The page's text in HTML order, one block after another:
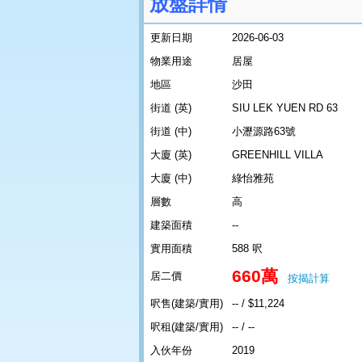
更新日期
2026-06-03
物業用途
居屋
地區
沙田
街道 (英)
SIU LEK YUEN RD 63
街道 (中)
小瀝源路63號
大廈 (英)
GREENHILL VILLA
大廈 (中)
綠怡雅苑
層數
高
建築面積
--
實用面積
588 呎
居二價 660萬 按揭計算
呎售(建築/實用)
-- / $11,224
呎租(建築/實用)
-- / --
入伙年份
2019